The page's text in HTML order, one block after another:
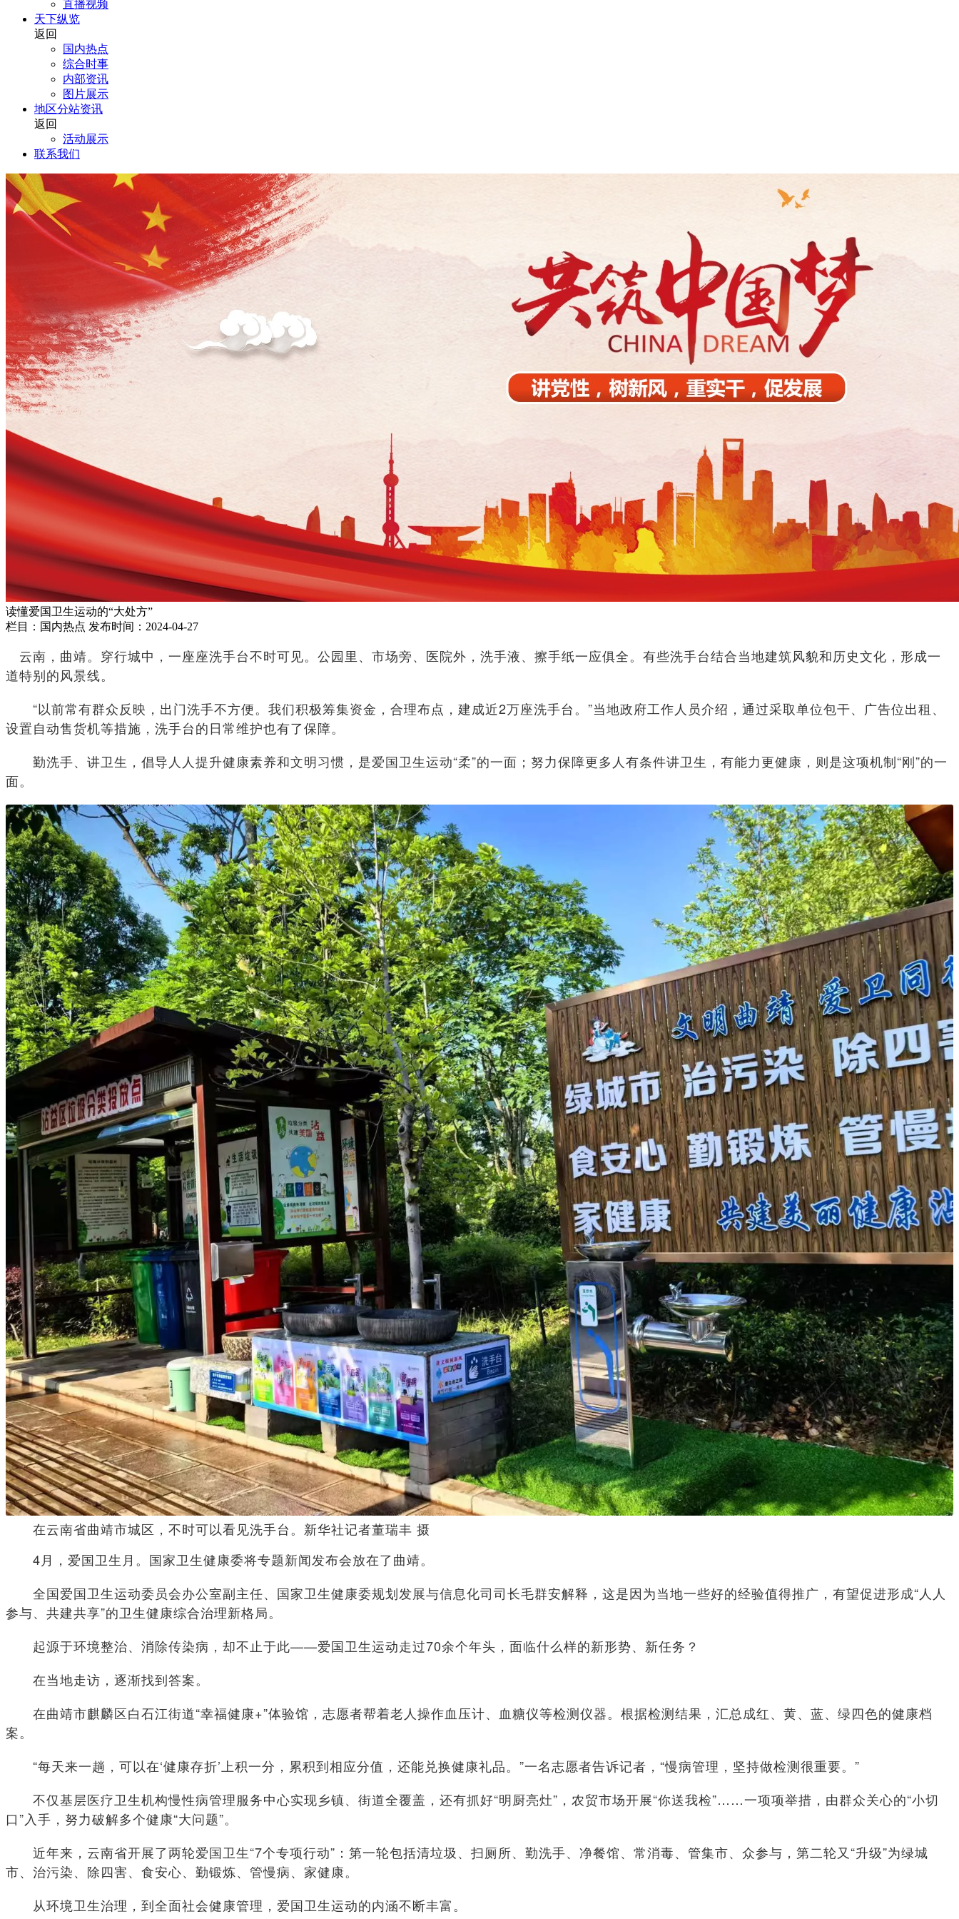
直播视频
天下纵览
返回
国内热点
综合时事
内部资讯
图片展示
地区分站资讯
返回
活动展示
联系我们
读懂爱国卫生运动的“大处方”
栏目：国内热点 发布时间：2024-04-27
云南，曲靖。穿行城中，一座座洗手台不时可见。公园里、市场旁、医院外，洗手液、擦手纸一应俱全。有些洗手台结合当地建筑风貌和历史文化，形成一
道特别的风景线。
“以前常有群众反映，出门洗手不方便。我们积极筹集资金，合理布点，建成近2万座洗手台。”当地政府工作人员介绍，通过采取单位包干、广告位出租、
设置自动售货机等措施，洗手台的日常维护也有了保障。
勤洗手、讲卫生，倡导人人提升健康素养和文明习惯，是爱国卫生运动“柔”的一面；努力保障更多人有条件讲卫生，有能力更健康，则是这项机制“刚”的一
面。
在云南省曲靖市城区，不时可以看见洗手台。新华社记者董瑞丰 摄
4月，爱国卫生月。国家卫生健康委将专题新闻发布会放在了曲靖。
全国爱国卫生运动委员会办公室副主任、国家卫生健康委规划发展与信息化司司长毛群安解释，这是因为当地一些好的经验值得推广，有望促进形成“人人
参与、共建共享”的卫生健康综合治理新格局。
起源于环境整治、消除传染病，却不止于此——爱国卫生运动走过70余个年头，面临什么样的新形势、新任务？
在当地走访，逐渐找到答案。
在曲靖市麒麟区白石江街道“幸福健康+”体验馆，志愿者帮着老人操作血压计、血糖仪等检测仪器。根据检测结果，汇总成红、黄、蓝、绿四色的健康档
案。
“每天来一趟，可以在‘健康存折’上积一分，累积到相应分值，还能兑换健康礼品。”一名志愿者告诉记者，“慢病管理，坚持做检测很重要。”
不仅基层医疗卫生机构慢性病管理服务中心实现乡镇、街道全覆盖，还有抓好“明厨亮灶”，农贸市场开展“你送我检”……一项项举措，由群众关心的“小切
口”入手，努力破解多个健康“大问题”。
近年来，云南省开展了两轮爱国卫生“7个专项行动”：第一轮包括清垃圾、扫厕所、勤洗手、净餐馆、常消毒、管集市、众参与，第二轮又“升级”为绿城
市、治污染、除四害、食安心、勤锻炼、管慢病、家健康。
从环境卫生治理，到全面社会健康管理，爱国卫生运动的内涵不断丰富。